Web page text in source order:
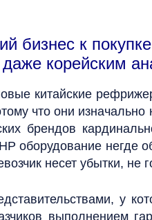
бизнес к
корейским
китайские
что они
брендов
оборудование негде
несет убытки,
у
выполнением